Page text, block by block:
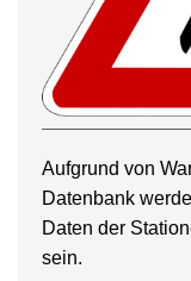
Aufgrund von
Datenbank
Daten der
sein.